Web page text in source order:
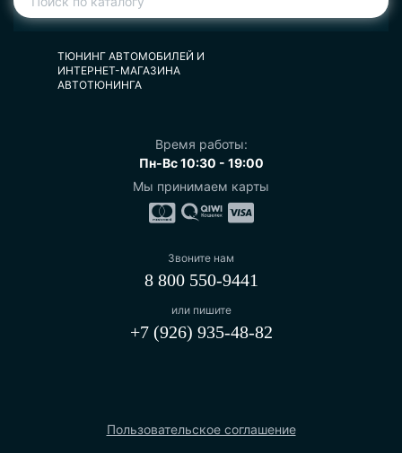
ТЮНИНГ АВТОМОБИЛЕЙ И
ИНТЕРНЕТ-МАГАЗИНА
АВТОТЮНИНГА
Время работы:
Пн-Вс 10:30 - 19:00
Мы принимаем карты
Звоните нам
8 800 550-9441
Пользовательское соглашение
или пишите
+7 (926) 935-48-82